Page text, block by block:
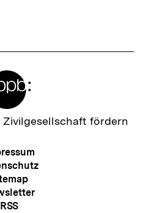
Zivilgesellschaft fördern
Meta-
Navigation
RSS